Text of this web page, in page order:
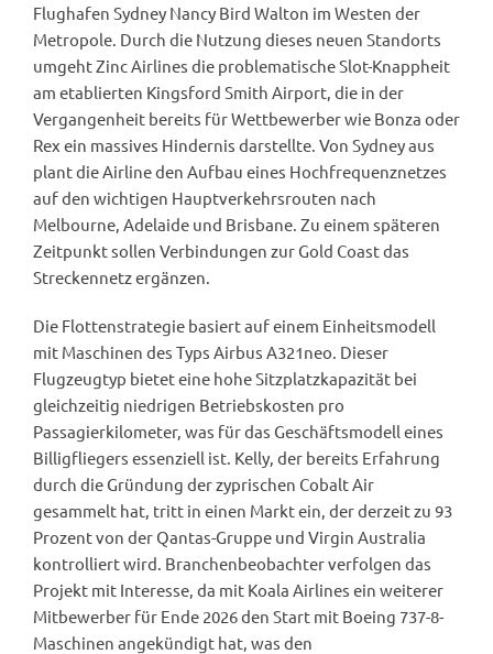
Flughafen Sydney Nancy Bird Walton im Westen der
Metropole. Durch die Nutzung dieses neuen Standorts
umgeht Zinc Airlines die problematische Slot-Knappheit
am etablierten Kingsford Smith Airport, die in der
Vergangenheit bereits für Wettbewerber wie Bonza oder
Rex ein massives Hindernis darstellte. Von Sydney aus
plant die Airline den Aufbau eines Hochfrequenznetzes
auf den wichtigen Hauptverkehrsrouten nach
Melbourne, Adelaide und Brisbane. Zu einem späteren
Zeitpunkt sollen Verbindungen zur Gold Coast das
Streckennetz ergänzen.
Die Flottenstrategie basiert auf einem Einheitsmodell
mit Maschinen des Typs Airbus A321neo. Dieser
Flugzeugtyp bietet eine hohe Sitzplatzkapazität bei
gleichzeitig niedrigen Betriebskosten pro
Passagierkilometer, was für das Geschäftsmodell eines
Billigfliegers essenziell ist. Kelly, der bereits Erfahrung
durch die Gründung der zyprischen Cobalt Air
gesammelt hat, tritt in einen Markt ein, der derzeit zu 93
Prozent von der Qantas-Gruppe und Virgin Australia
kontrolliert wird. Branchenbeobachter verfolgen das
Projekt mit Interesse, da mit Koala Airlines ein weiterer
Mitbewerber für Ende 2026 den Start mit Boeing 737-8-
Maschinen angekündigt hat, was den